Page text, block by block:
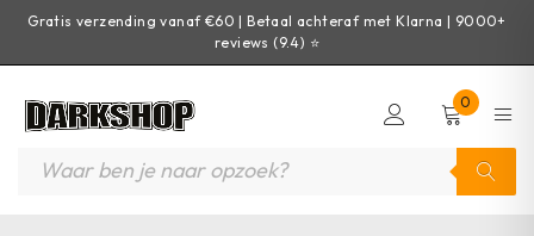
Gratis verzending vanaf €60 | Betaal achteraf met Klarna | 9000+
reviews (9.4) ⭐
0